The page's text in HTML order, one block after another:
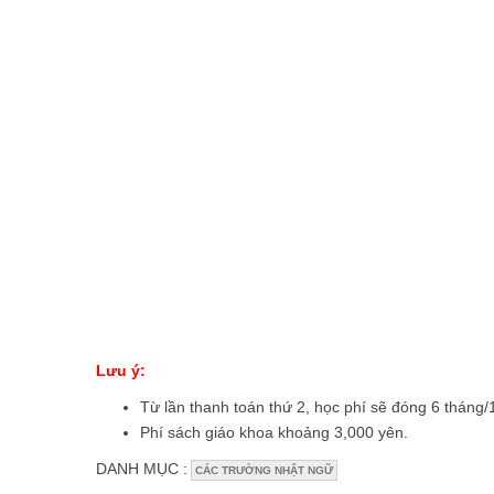
Lưu ý:
Từ lần thanh toán thứ 2, học phí sẽ đóng 6 tháng/
Phí sách giáo khoa khoảng 3,000 yên.
DANH MỤC : CÁC TRƯỜNG NHẬT NGỮ